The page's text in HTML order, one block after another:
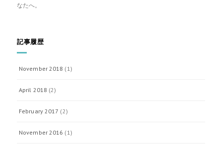
なたへ。
記事履歴
November 2018 (1)
April 2018 (2)
February 2017 (2)
November 2016 (1)